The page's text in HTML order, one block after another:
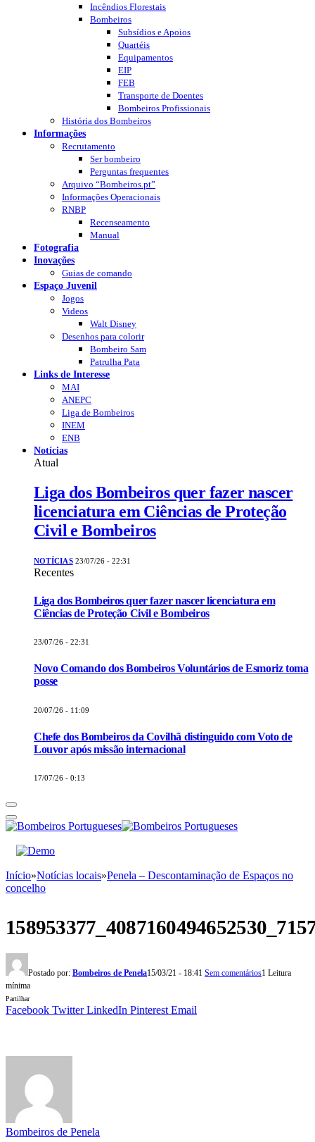
Subsídios e Apoios
Quartéis
Equipamentos
EIP
FEB
Transporte de Doentes
Bombeiros Profissionais
História dos Bombeiros
Recrutamento
Perguntas frequentes
Arquivo “Bombeiros.pt”
Informações Operacionais
RNBP
Recenseamento
Guias de comando
Espaço Juvenil
Jogos
Videos
Desenhos para colorir
Bombeiro Sam
Patrulha Pata
Links de Interesse
MAI
ANEPC
Liga de Bombeiros
INEM
ENB
Notícias
Atual
Liga dos Bombeiros quer fazer nascer
licenciatura em Ciências de Proteção
Civil e Bombeiros
NOTÍCIAS 23/07/26 - 22:31
Liga dos Bombeiros quer fazer nascer licenciatura em
23/07/26 - 22:31
Novo Comando dos Bombeiros Voluntários de Esmoriz toma
20/07/26 - 11:09
Chefe dos Bombeiros da Covilhã distinguido com Voto de
17/07/26 - 0:13
Início»Notícias locais
mínima
Partilhar
Facebook
Bombeiros de Penela
Adicionar comentário